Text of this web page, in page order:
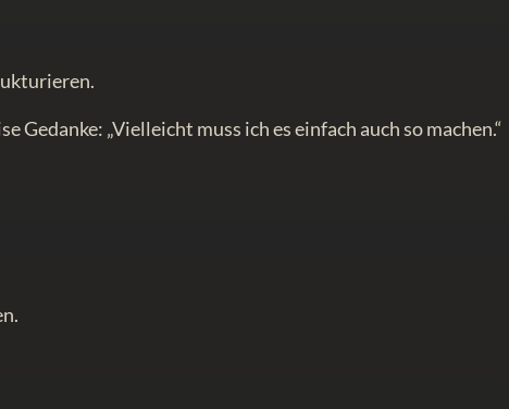
Gedanke: „Vielleicht muss ich es einfach auch so machen.“